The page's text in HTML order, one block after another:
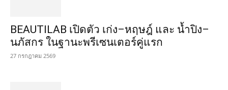
BEAUTILAB เปิดตัว เก่ง–หฤษฎ์ และ น้ำปิง–
นภัสกร ในฐานะพรีเซนเตอร์คู่แรก
27 กรกฎาคม 2569